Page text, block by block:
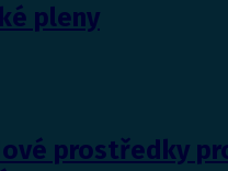
pleny
prostředky